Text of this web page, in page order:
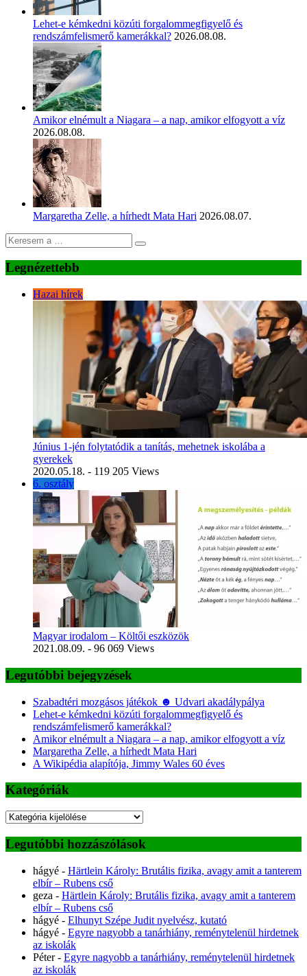
Lehet-e kémkedni közúti forgalommegfigyelő és
rendszámfelismerő kamerákkal? 2026.08.08.
Amikor elnémult a Niagara – a nap, amikor elfogyott a víz
2026.08.08.
Margaretha Zelle, a hírhedt Mata Hari 2026.08.07.
Legnézettebb
Hazai hírek
Június 1-jén folytatódik a tanítás, mehetnek iskolába a
gyerekek
2020.05.18. - 119 205 Views
6. osztály
Magyar irodalom – Költői eszközök
2021.08.09. - 96 069 Views
Legutóbbi bejegyzések
Szabadtéri mozgásos játékok ☻ Udvari akadálypálya
Lehet-e kémkedni közúti forgalommegfigyelő és
rendszámfelismerő kamerákkal?
Amikor elnémult a Niagara – a nap, amikor elfogyott a víz
Margaretha Zelle, a hírhedt Mata Hari
A Wikipédia alapítója, Jimmy Wales 60 éves
Kategóriák
Kategóriák
Legutóbbi hozzászólások
hágyé - Härtlein Károly: Brutális fizika, avagy amit a tanterem
elbír – Rubens cső
geza - Härtlein Károly: Brutális fizika, avagy amit a tanterem
elbír – Rubens cső
hágyé - Elhunyt Szépe Judit nyelvész, kutató
hágyé - Egyre nagyobb a tanárhiány, reménytelenül hirdetnek
az iskolák
Péter- Egyre nagyobb a tanárhiány, reménytelenül hirdetnek
az iskolák